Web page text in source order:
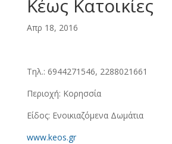
Κέως Κατοικίες
Απρ 18, 2016
Τηλ.: 6944271546, 2288021661
Περιοχή: Κορησσία
Είδος: Ενοικιαζόμενα Δωμάτια
www.keos.gr